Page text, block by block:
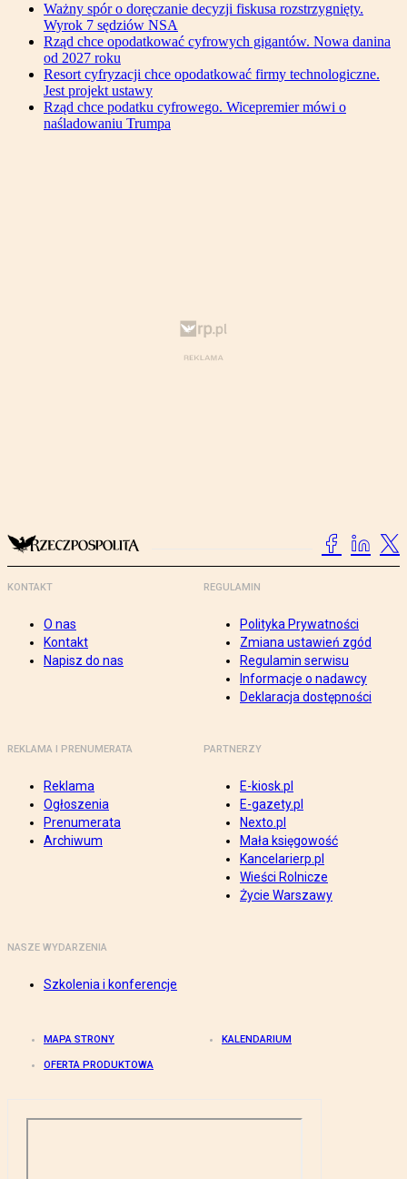
Ważny spór o doręczanie decyzji fiskusa rozstrzygnięty.
Wyrok 7 sędziów NSA
Rząd chce opodatkować cyfrowych gigantów. Nowa danina
od 2027 roku
Resort cyfryzacji chce opodatkować firmy technologiczne.
Jest projekt ustawy
Rząd chce podatku cyfrowego. Wicepremier mówi o
naśladowaniu Trumpa
KONTAKT
O nas
Kontakt
Napisz do nas
REGULAMIN
Polityka Prywatności
Zmiana ustawień zgód
Regulamin serwisu
Informacje o nadawcy
Deklaracja dostępności
REKLAMA I PRENUMERATA
Reklama
Ogłoszenia
Prenumerata
Archiwum
PARTNERZY
E-kiosk.pl
E-gazety.pl
Nexto.pl
Mała księgowość
Kancelarierp.pl
Wieści Rolnicze
Życie Warszawy
NASZE WYDARZENIA
Szkolenia i konferencje
MAPA STRONY KALENDARIUM
OFERTA PRODUKTOWA